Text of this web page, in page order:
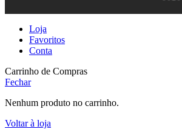
Loja
Favoritos
Conta
Carrinho de Compras
Fechar
Nenhum produto no carrinho.
Voltar à loja